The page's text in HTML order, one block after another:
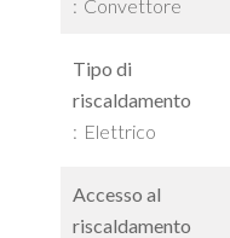
Convettore
Tipo di
riscaldamento
Elettrico
Accesso al
riscaldamento